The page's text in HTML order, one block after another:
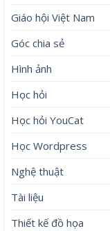
Giáo hội Việt Nam
Góc chia sẻ
Hình ảnh
Học hỏi
Học hỏi YouCat
Học Wordpress
Nghệ thuật
Tài liệu
Thiết kế đồ họa